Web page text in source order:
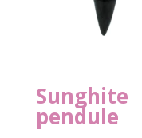
Sunghite
pendule